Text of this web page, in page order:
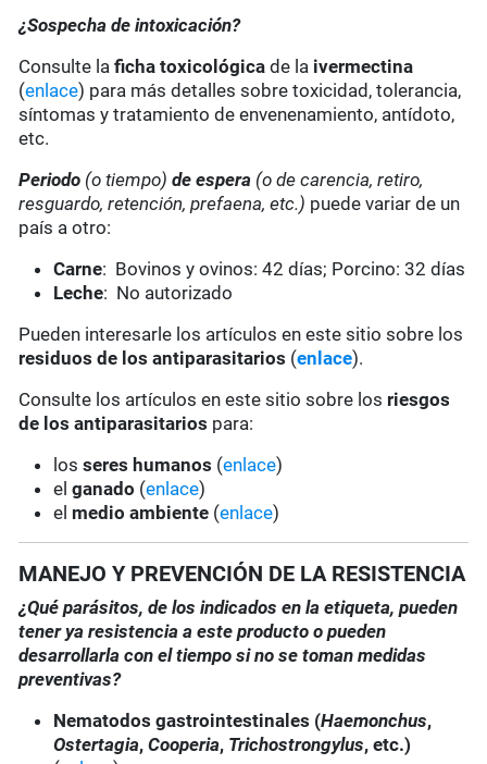
¿Sospecha de intoxicación?
Consulte laficha toxicológica de la ivermectina
(enlace) para más detalles sobre toxicidad, tolerancia,
síntomas y tratamiento de envenenamiento, antídoto,
etc.
Periodo (o tiempo) de espera (o de carencia, retiro,
resguardo, retención, prefaena, etc.) puede variar de un
país a otro:
Carne: Bovinos y ovinos: 42 días; Porcino: 32 días
Leche: No autorizado
Pueden interesarle los artículos en este sitio sobre los
residuos de los antiparasitarios (enlace).
Consulte los artículos en este sitio sobre los riesgos
de los antiparasitarios para:
losseres humanos (enlace)
elganado (enlace)
el medio ambiente (enlace)
MANEJO Y PREVENCIÓN DE LA RESISTENCIA
¿Qué parásitos, de los indicados en la etiqueta, pueden
tener ya resistencia a este producto o pueden
desarrollarla con el tiempo si no se toman medidas
preventivas?
Nematodos gastrointestinales (Haemonchus,
Ostertagia,Cooperia, Trichostrongylus, etc.)